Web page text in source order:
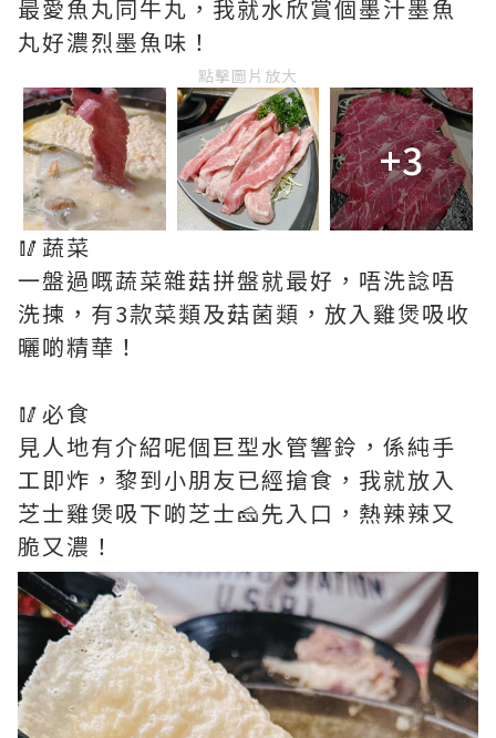
最愛魚丸同牛丸，我就水欣賞個墨汁墨魚
丸好濃烈墨魚味！
點擊圖片放大
+3
🥢蔬菜
一盤過嘅蔬菜雜菇拼盤就最好，唔洗諗唔
洗揀，有3款菜類及菇菌類，放入雞煲吸收
曬啲精華！
🥢必食
見人地有介紹呢個巨型水管響鈴，係純手
工即炸，黎到小朋友已經搶食，我就放入
芝士雞煲吸下啲芝士🧀先入口，熱辣辣又
脆又濃！